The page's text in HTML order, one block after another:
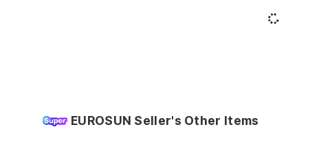
EUROSUN Seller's Other Items